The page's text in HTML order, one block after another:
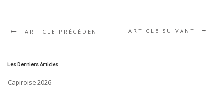
ARTICLE PRÉCÉDENT ARTICLE SUIVANT
Les Derniers Articles
Capiroise 2026